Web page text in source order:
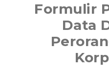
Formulir
Data